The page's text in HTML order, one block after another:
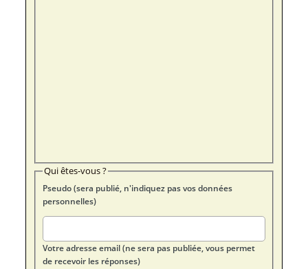
Qui êtes-vous ?
Pseudo (sera publié, n'indiquez pas vos données
personnelles)
Votre adresse email (ne sera pas publiée, vous permet
de recevoir les réponses)